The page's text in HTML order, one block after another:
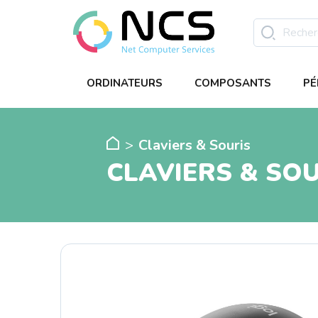
ORDINATEURS COMPOSANTS
Claviers & Souris
CLAVIERS &